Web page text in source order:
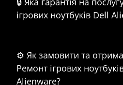
ігрових ноутбуків Dell
⚙️ Як замовити та
Ремонт ігрових
Alienware?